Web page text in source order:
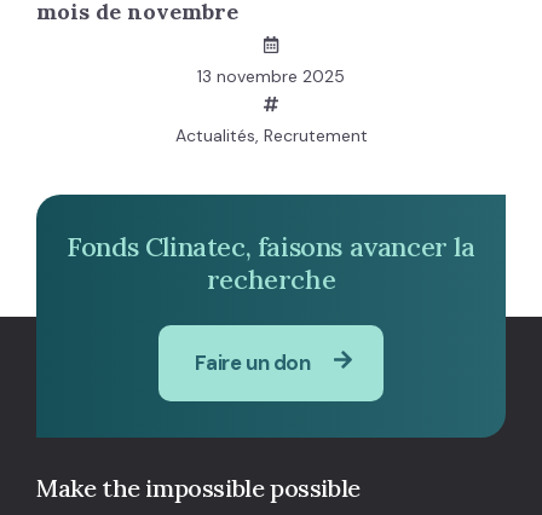
mois de novembre
13 novembre 2025
Actualités, Recrutement
Fonds Clinatec, faisons avancer la
recherche
Faire un don
Make the impossible possible